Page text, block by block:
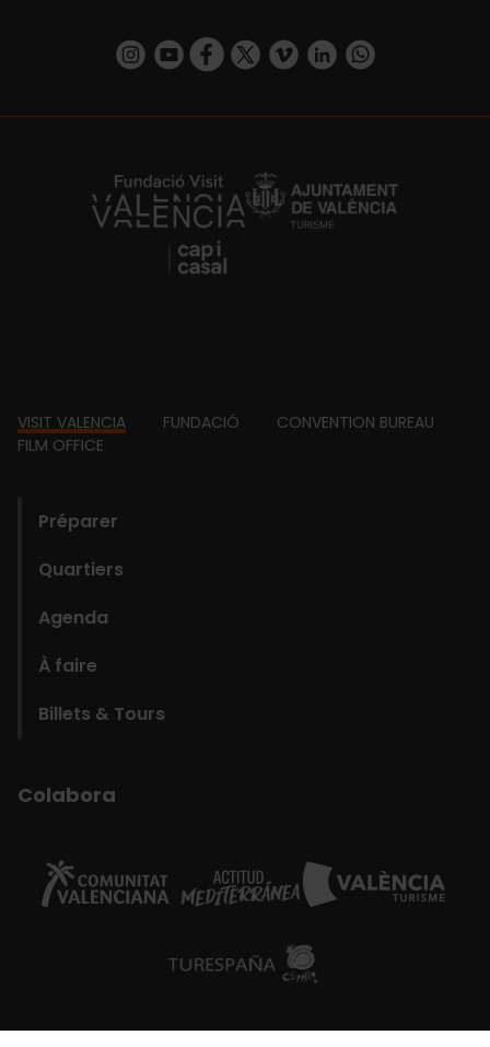
https://www.instagram.com/visit_valencia/
https://www.youtube.com/user/
https://www.facebook.com/
https://twitter.com/
https://vimeo.com/
https://www.linkedin.com/company/turismo-valencia/https://api.whatsapp.com/send/
https://fundacion.visitvalencia.com/
Footer
VISIT VALENCIA FUNDACIÓ
CONVENTION BUREAU
FILM OFFICE
Préparer
Quartiers
Agenda
À faire
Billets & Tours
Colabora